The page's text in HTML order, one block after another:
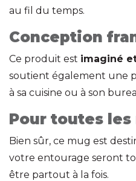
au fil du temps.
Conception
Ce produit est imaginé
soutient également une
à sa cuisine ou à son
Pour toutes
Bien sûr, ce mug est
votre entourage seront
être partout à la fois.